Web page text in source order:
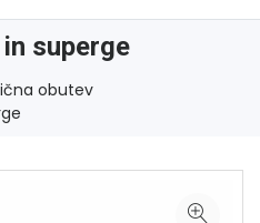
superge
obutev